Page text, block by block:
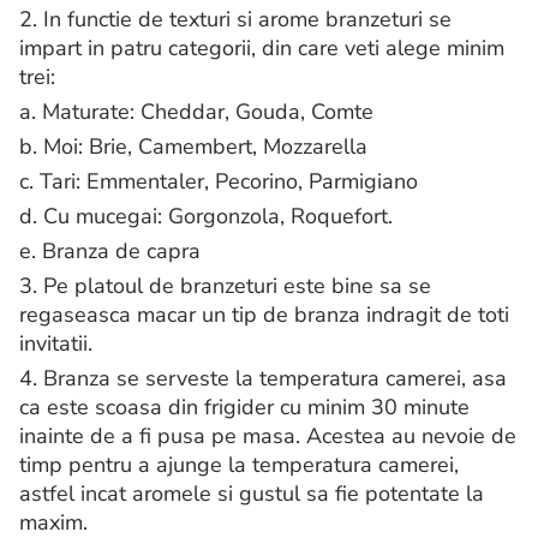
2. In functie de texturi si arome branzeturi se
impart in patru categorii, din care veti alege minim
trei:
a. Maturate: Cheddar, Gouda, Comte
b. Moi: Brie, Camembert, Mozzarella
c. Tari: Emmentaler, Pecorino, Parmigiano
d. Cu mucegai: Gorgonzola, Roquefort.
e. Branza de capra
3. Pe platoul de branzeturi este bine sa se
regaseasca macar un tip de branza indragit de toti
invitatii.
4. Branza se serveste la temperatura camerei, asa
ca este scoasa din frigider cu minim 30 minute
inainte de a fi pusa pe masa. Acestea au nevoie de
timp pentru a ajunge la temperatura camerei,
astfel incat aromele si gustul sa fie potentate la
maxim.